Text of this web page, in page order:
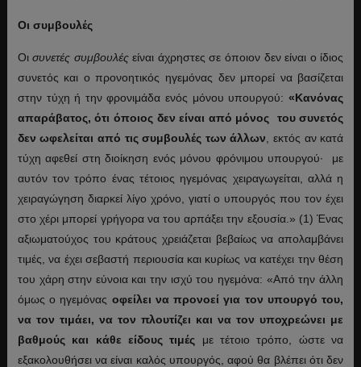
Οι συμβουλές
Οισυνετές συμβουλέςείναι άχρηστες σε όποιον δεν είναι ο ίδιος
συνετός και ο προνοητικός ηγεμόνας δεν μπορεί να βασίζεται
στην τύχη ή την φρονιμάδα ενός μόνου υπουργού:«Κανόνας
απαράβατος, ότι όποιος δεν είναι από μόνος του συνετός
δεν ωφελείται από τις συμβουλές των άλλων , εκτός αν κατά
τύχη αφεθεί στη διοίκηση ενός μόνου φρόνιμου υπουργού· με
αυτόν τον τρόπο ένας τέτοιος ηγεμόνας χειραγωγείται, αλλά η
χειραγώγηση διαρκεί λίγο χρόνο, γιατί ο υπουργός που τον έχει
στο χέρι μπορεί γρήγορα να του αρπάξει την εξουσία.» (1) Ένας
αξιωματούχος του κράτους χρειάζεται βεβαίως να απολαμβάνει
τιμές, να έχει σεβαστή περιουσία και κυρίως να κατέχει την θέση
του χάρη στην εύνοια και την ισχύ του ηγεμόνα: «Από την άλλη
όμως ο ηγεμόνας οφείλει να προνοεί για τον υπουργό του,
να τον τιμάει, να τον πλουτίζει και να τον υποχρεώνει με
βαθμούς και κάθε είδους τιμές με τέτοιο τρόπο, ώστε να
εξακολουθήσει να είναι καλός υπουργός, αφού θα βλέπει ότι δεν